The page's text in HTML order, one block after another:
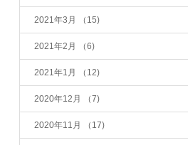
2021年3月 （15)
2021年2月 （6)
2021年1月 （12)
2020年12月 （7)
2020年11月 （17)